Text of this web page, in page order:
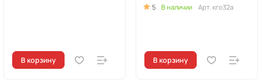
В корзину
5 В наличии Арт. кго32а
В корзину